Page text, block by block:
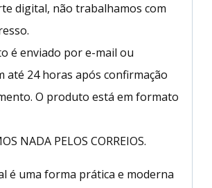
digital, não trabalhamos com
é enviado por e-mail ou
até 24 horas após confirmação
O produto está em formato
NADA PELOS CORREIOS.
é uma forma prática e moderna